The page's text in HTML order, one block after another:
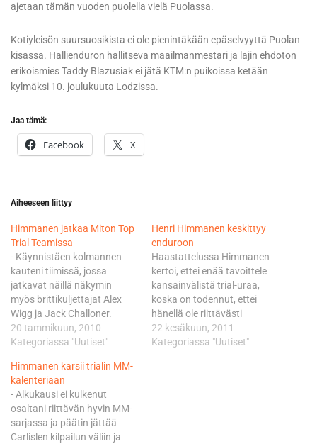
ajetaan tämän vuoden puolella vielä Puolassa.
Kotiyleisön suursuosikista ei ole pienintäkään epäselvyyttä Puolan
kisassa. Hallienduron hallitseva maailmanmestari ja lajin ehdoton
erikoismies Taddy Blazusiak ei jätä KTM:n puikoissa ketään
kylmäksi 10. joulukuuta Lodzissa.
Jaa tämä:
Facebook X
Aiheeseen liittyy
Himmanen jatkaa Miton Top
Trial Teamissa
- Käynnistäen kolmannen
kauteni tiimissä, jossa
jatkavat näillä näkymin
myös brittikuljettajat Alex
Wigg ja Jack Challoner.
Ohjelmaani sisältyy MM- ja
EM- sekä myös SM-sarja.
hallinnassa viime vuodet
kulkenut, ensi kaudella
yhteensä 11 kisapäivää
kattava MM-sarja
käynnistyy 18. huhtikuuta.
Arvopisteistä ajetaan silloin
20 tammikuun, 2010
Kategoriassa "Uutiset"
Henri Himmanen keskittyy
enduroon
Haastattelussa Himmanen
kertoi, ettei enää tavoittele
kansainvälistä trial-uraa,
koska on todennut, ettei
hänellä ole riittävästi
resursseja ajaa trialia ja
asua tarpeeksi pitkiä aikoja
22 kesäkuun, 2011
Kategoriassa "Uutiset"
Himmanen karsii trialin MM-
kalenteriaan
- Alkukausi ei kulkenut
osaltani riittävän hyvin MM-
sarjassa ja päätin jättää
Carlislen kilpailun väliin ja